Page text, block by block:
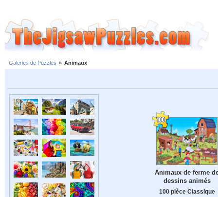
Galeries de Puzzles » Animaux
Animaux de ferme
dessins animés
100 pièce Classique